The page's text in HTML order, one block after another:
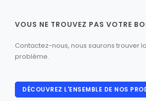
VOUS NE TROUVEZ PAS VOTRE
Contactez-nous, nous saurons trouver
problème.
DÉCOUVREZ L'ENSEMBLE DE NOS